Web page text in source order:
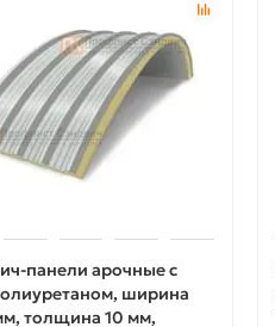
панели арочные с
ширина
толщина 10 мм,